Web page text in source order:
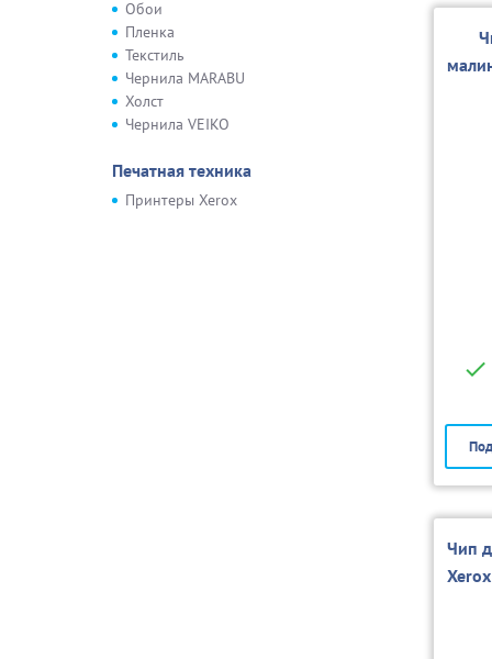
Обои
Пленка
Текстиль
Чернила MARABU
Холст
Чернила VEIKO
Печатная техника
Принтеры Xerox
Чип